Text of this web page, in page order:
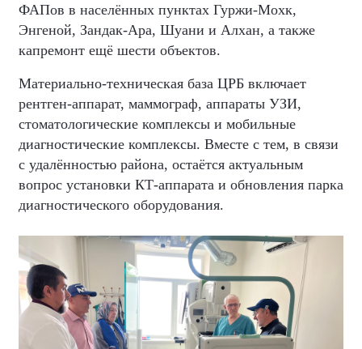
ФАПов в населённых пунктах Гуржи-Мохк,
Энгеной, Зандак-Ара, Шуани и Алхан, а также
капремонт ещё шести объектов.
Материально-техническая база ЦРБ включает
рентген-аппарат, маммограф, аппараты УЗИ,
стоматологические комплексы и мобильные
диагностические комплексы. Вместе с тем, в связи
с удалённостью района, остаётся актуальным
вопрос установки КТ-аппарата и обновления парка
диагностического оборудования.